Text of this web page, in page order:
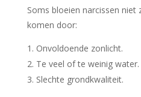
Soms bloeien narcissen niet
komen door:
Onvoldoende zonlicht.
Te veel of te weinig water.
Slechte grondkwaliteit.